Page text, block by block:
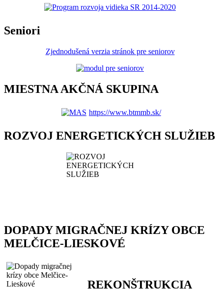
Seniori
Zjednodušená verzia stránok pre seniorov
MIESTNA AKČNÁ SKUPINA
https://www.btmmb.sk/
ROZVOJ ENERGETICKÝCH SLUŽIEB
DOPADY MIGRAČNEJ KRÍZY OBCE
MELČICE-LIESKOVÉ
REKONŠTRUKCIA